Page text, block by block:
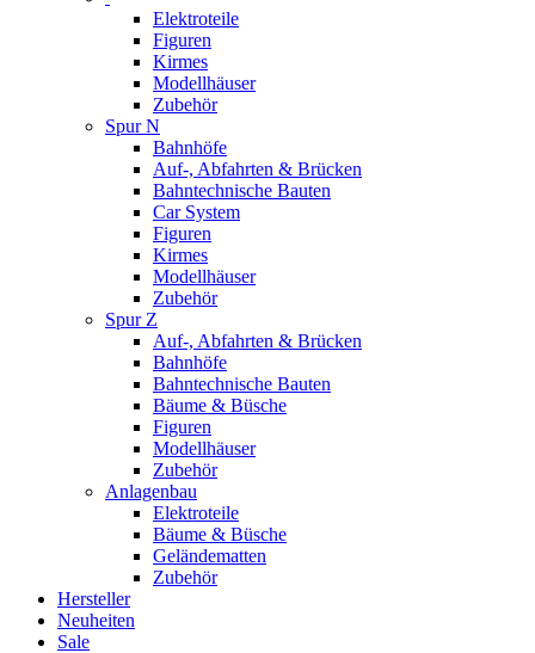
Elektroteile
Figuren
Kirmes
Modellhäuser
Zubehör
Spur N
Bahnhöfe
Auf-, Abfahrten & Brücken
Bahntechnische Bauten
Car System
Figuren
Kirmes
Modellhäuser
Zubehör
Spur Z
Auf-, Abfahrten & Brücken
Bahnhöfe
Bahntechnische Bauten
Bäume & Büsche
Figuren
Modellhäuser
Zubehör
Anlagenbau
Elektroteile
Bäume & Büsche
Geländematten
Zubehör
Hersteller
Neuheiten
Sale